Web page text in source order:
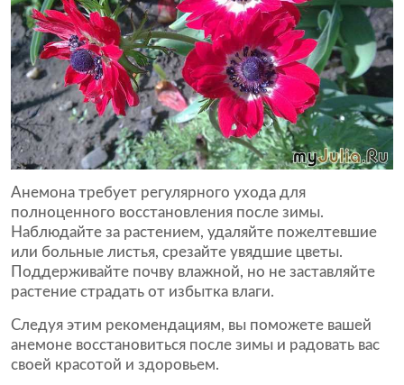
Анемона требует регулярного ухода для
полноценного восстановления после зимы.
Наблюдайте за растением, удаляйте пожелтевшие
или больные листья, срезайте увядшие цветы.
Поддерживайте почву влажной, но не заставляйте
растение страдать от избытка влаги.
Следуя этим рекомендациям, вы поможете вашей
анемоне восстановиться после зимы и радовать вас
своей красотой и здоровьем.